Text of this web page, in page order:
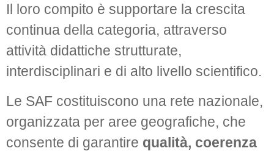
Il loro compito è supportare la crescita
continua della categoria, attraverso
attività didattiche strutturate,
interdisciplinari e di alto livello scientifico.
Le SAF costituiscono una rete nazionale,
organizzata per aree geografiche, che
consente di garantire qualità, coerenza